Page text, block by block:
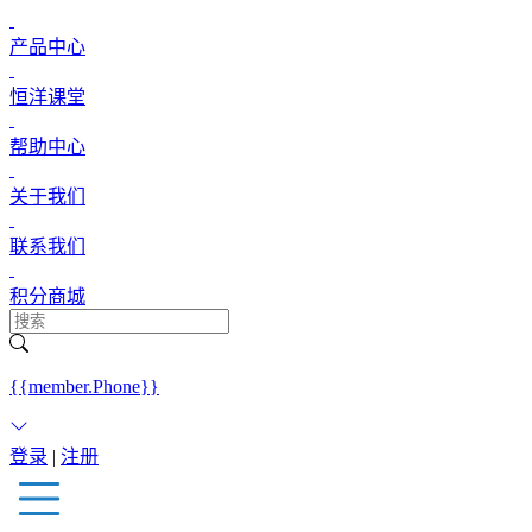
产品中心
恒洋课堂
帮助中心
关于我们
联系我们
积分商城
{{member.Phone}}
登录 | 注册